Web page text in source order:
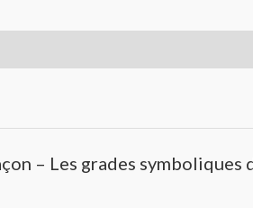
– Les grades